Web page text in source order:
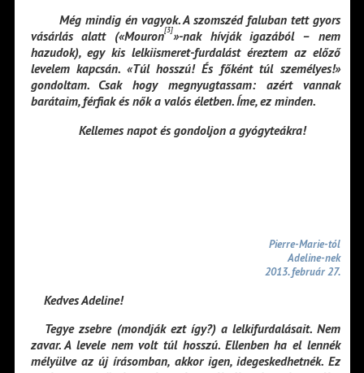
Még mindig én vagyok. A szomszéd faluban tett gyors
vásárlás alatt («Mouron[3]»-nak hívják igazából – nem
hazudok), egy kis lelkiismeret-furdalást éreztem az előző
levelem kapcsán. «Túl hosszú! És főként túl személyes!»
gondoltam. Csak hogy megnyugtassam: azért vannak
barátaim, férfiak és nők a valós életben. Íme, ez minden.
Kellemes napot és gondoljon a gyógyteákra!
Pierre-Marie-tól
Adeline-nek
2013. február 27.
Kedves Adeline!
Tegye zsebre (mondják ezt így?) a lelkifurdalásait. Nem
zavar. A levele nem volt túl hosszú. Ellenben ha el lennék
mélyülve az új írásomban, akkor igen, idegeskedhetnék. Ez